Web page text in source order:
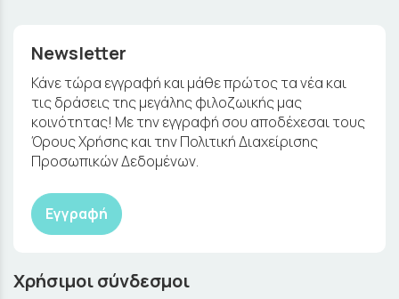
Newsletter
Κάνε τώρα εγγραφή και μάθε πρώτος τα νέα και
τις δράσεις της μεγάλης φιλοζωικής μας
κοινότητας! Με την εγγραφή σου αποδέχεσαι τους
Όρους Χρήσης και την Πολιτική Διαχείρισης
Προσωπικών Δεδομένων.
Εγγραφή
Χρήσιμοι σύνδεσμοι